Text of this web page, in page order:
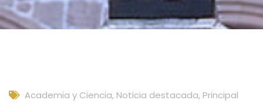
Academia y Ciencia, Noticia destacada, Principal